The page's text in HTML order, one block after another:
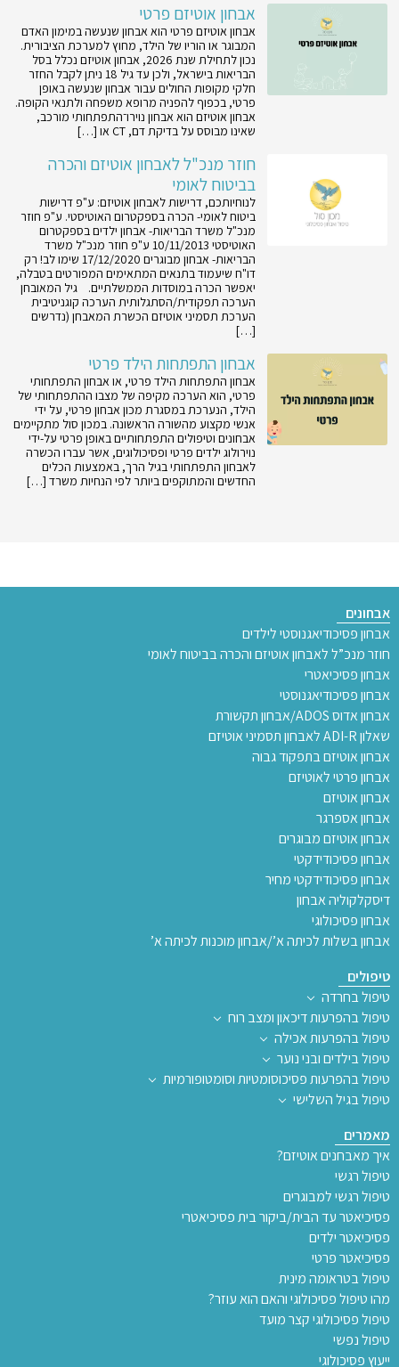
אבחון אוטיזם פרטי
אבחון אוטיזם פרטי הוא אבחון שנעשה במימון האדם
המבוגר או הוריו של הילד, מחוץ למערכת הציבורית.
נכון לתחילת שנת 2026, אבחון אוטיזם נכלל בסל
הבריאות בישראל, ולכן עד גיל 18 ניתן לקבל החזר
חלקי מקופות החולים עבור אבחון שנעשה באופן
פרטי, בכפוף להפניה מרופא משפחה ולתנאי הקופה.
אבחון אוטיזם הוא אבחון נוירו־התפתחותי מורכב,
שאינו מבוסס על בדיקת דם, CT או […]
חוזר מנכ"ל לאבחון אוטיזם והכרה
בביטוח לאומי
לנוחיותכם, דרישות לאבחון אוטיזם: ע"פ דרישות
ביטוח לאומי- הכרה בספקטרום האוטיסטי. ע"פ חוזר
מנכ"ל משרד הבריאות- אבחון ילדים בספקטרום
האוטיסטי 10/11/2013 ע"פ חוזר מנכ"ל משרד
הבריאות- אבחון מבוגרים 17/12/2020 שימו לב! רק
דו"ח שיעמוד בתנאים המתאימים המפורטים בטבלה,
יאפשר הכרה במוסדות הממשלתיים. גיל המאובחן
הערכה תפקודית/הסתגלותית הערכה קוגניטיבית
הערכת תסמיני אוטיזם הכשרת המאבחן (נדרשים
[…]
אבחון התפתחות הילד פרטי
אבחון התפתחות הילד פרטי, או אבחון התפתחותי
פרטי, הוא הערכה מקיפה של מצבו ההתפתחותי של
הילד, הנערכת במסגרת מכון אבחון פרטי, על ידי
אנשי מקצוע מהשורה הראשונה. במכון סול מתקיימים
אבחונים וטיפולים התפתחותיים באופן פרטי על-ידי
נוירולוג ילדים פרטי ופסיכולוגים, אשר עברו הכשרה
לאבחון התפתחותי בגיל הרך, באמצעות הכלים
החדשים והמתוקפים ביותר לפי הנחיות משרד […]
אבחונים
אבחון פסיכודיאגנוסטי לילדים
חוזר מנכ”ל לאבחון אוטיזם והכרה בביטוח לאומי
אבחון פסיכיאטרי
אבחון פסיכודיאגנוסטי
אבחון אדוס ADOS/אבחון תקשורת
שאלון ADI-R לאבחון תסמיני אוטיזם
אבחון אוטיזם בתפקוד גבוה
אבחון פרטי לאוטיזם
אבחון אוטיזם
אבחון אספרגר
אבחון אוטיזם מבוגרים
אבחון פסיכודידקטי
אבחון פסיכודידקטי מחיר
דיסקלקוליה אבחון
אבחון פסיכולוגי
אבחון בשלות לכיתה א’/אבחון מוכנות לכיתה א’
טיפולים
טיפול בחרדה
טיפול בהפרעות דיכאון ומצב רוח
טיפול בהפרעות אכילה
טיפול בילדים ובני נוער
טיפול בהפרעות פסיכוסומטיות וסומטופורמיות
טיפול בגיל השלישי
מאמרים
איך מאבחנים אוטיזם?
טיפול רגשי
טיפול רגשי למבוגרים
פסיכיאטר עד הבית/ביקור בית פסיכיאטרי
פסיכיאטר ילדים
פסיכיאטר פרטי
טיפול בטראומה מינית
מהו טיפול פסיכולוגי והאם הוא עוזר?
טיפול פסיכולוגי קצר מועד
טיפול נפשי
ייעוץ פסיכולוגי